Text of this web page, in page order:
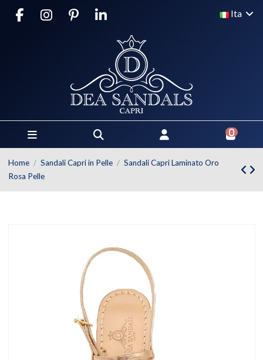
Ita
0
Home Sandali Capri in Pelle
Sandali Capri Laminato Oro
Rosa Pelle